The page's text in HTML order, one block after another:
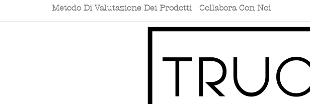
Metodo Di Valutazione Dei Prodotti Collabora Con Noi